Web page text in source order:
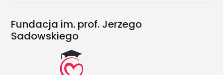
Fundacja im. prof. Jerzego
Sadowskiego